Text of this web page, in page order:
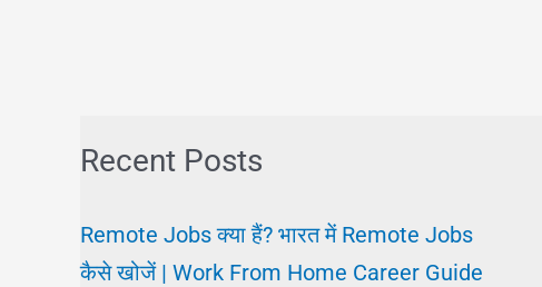
Recent Posts
Remote Jobs क्या हैं? भारत में Remote Jobs
कैसे खोजें | Work From Home Career Guide